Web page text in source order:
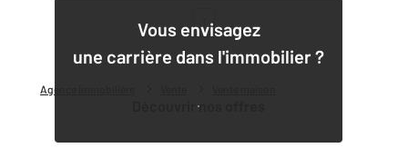
Agence immobilière
Vous envisagez
une carrière dans l'immobilier ?
Découvrir nos offres